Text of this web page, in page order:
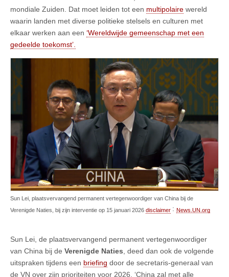
mondiale Zuiden. Dat moet leiden tot een multipolaire wereld
waarin landen met diverse politieke stelsels en culturen met
elkaar werken aan een ‘Wereldwijde gemeenschap met een
gedeelde toekomst’.
Sun Lei, plaatsvervangend permanent vertegenwoordiger van China bij de
Verenigde Naties, bij zijn interventie op 15 januari 2026 disclaimer : News.UN.org
Sun Lei, de plaatsvervangend permanent vertegenwoordiger
van China bij de Verenigde Naties , deed dan ook de volgende
uitspraken tijdens een briefing door de secretaris-generaal van
de VN over zijn prioriteiten voor 2026. ‘China zal met alle